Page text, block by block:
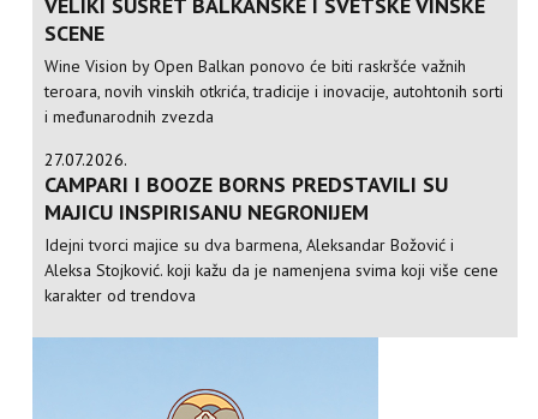
SCENE
Wine Vision by Open Balkan ponovo će biti raskršće važnih
teroara, novih vinskih otkrića, tradicije i inovacije, autohtonih sorti
i međunarodnih zvezda
27.07.2026.
CAMPARI I BOOZE BORNS PREDSTAVILI SU
MAJICU INSPIRISANU NEGRONIJEM
Idejni tvorci majice su dva barmena, Aleksandar Božović i
Aleksa Stojković. koji kažu da je namenjena svima koji više cene
karakter od trendova